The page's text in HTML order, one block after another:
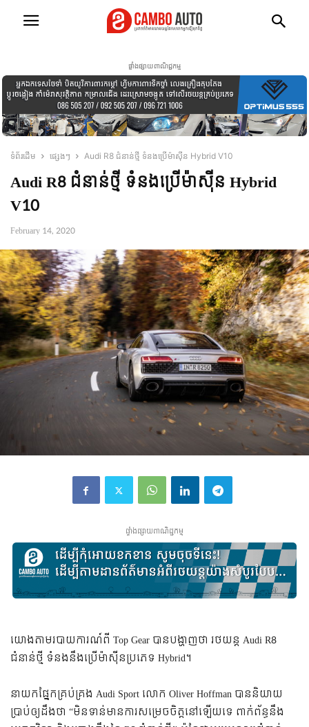
ផ្ទាំងផ្សាយពាណិជ្ជកម្ម
ទំព័រដើម ផ្សេងៗ Audi R8 ជំនាន់ថ្មី ទំនងប្រើម៉ាស៊ីន Hybrid V10
Audi R8 ជំនាន់ថ្មី ទំនងប្រើម៉ាស៊ីន Hybrid
V10
February 14, 2020
ផ្ទាំងផ្សាយពាណិជ្ជកម្ម
យោងតាមរបាយការណ៍ពី Top Gear បានបង្ហាញថា រថយន្ត Audi R8
ជំនាន់ថ្មី ទំនងនឹងប្រើម៉ាស៊ីនប្រភេទ Hybrid។
នាយកផ្នែកគ្រប់គ្រង Audi Sport លោក Oliver Hoffman បាននិយាយ
ប្រាប់ឲ្យដឹងថា “មិនទាន់មានការសម្រេចចិត្តនៅឡើយទេ ពាក់ព័ន្ធនឹង